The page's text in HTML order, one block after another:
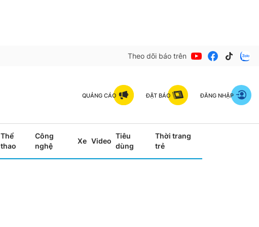
Theo dõi báo trên
QUẢNG CÁO ĐẶT BÁO ĐĂNG NHẬP
Thể
thao
Công
nghệ
Xe Video
Tiêu
dùng
Thời trang
trẻ